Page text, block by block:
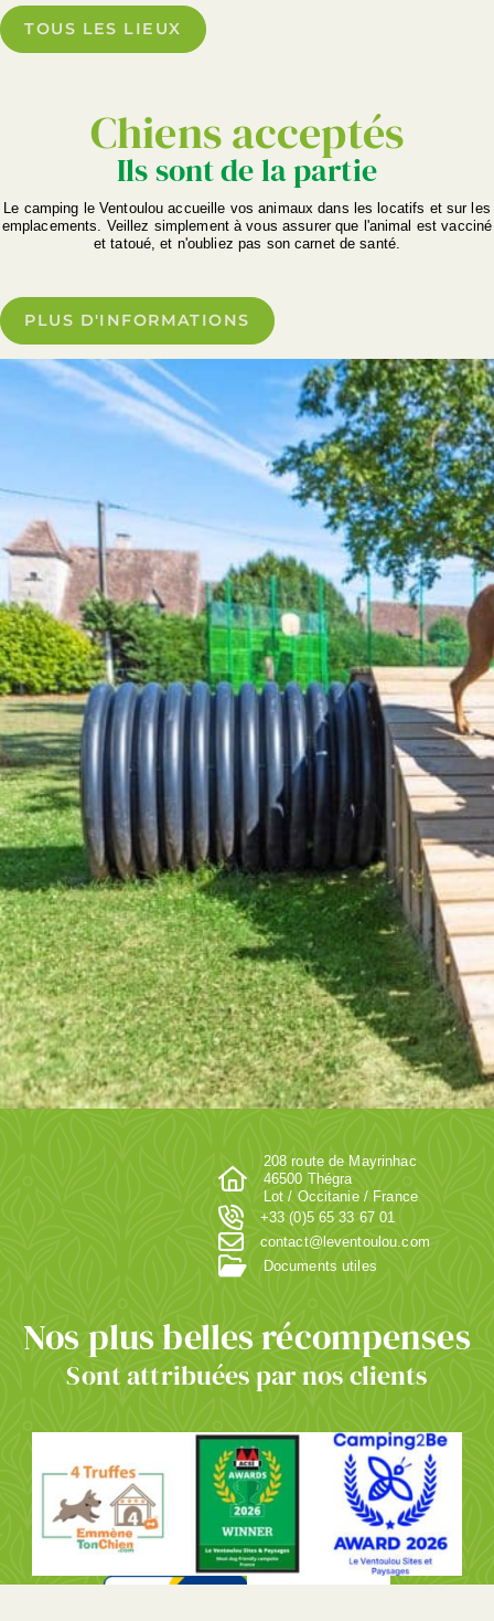
TOUS LES LIEUX
Chiens acceptés
Ils sont de la partie
Le camping le Ventoulou accueille vos animaux dans les locatifs et sur les
emplacements. Veillez simplement à vous assurer que l'animal est vacciné
et tatoué, et n'oubliez pas son carnet de santé.
PLUS D'INFORMATIONS
208 route de Mayrinhac
46500 Thégra
Lot / Occitanie / France
+33 (0)5 65 33 67 01
contact@leventoulou.com
Documents utiles
Nos plus belles récompenses
Sont attribuées par nos clients